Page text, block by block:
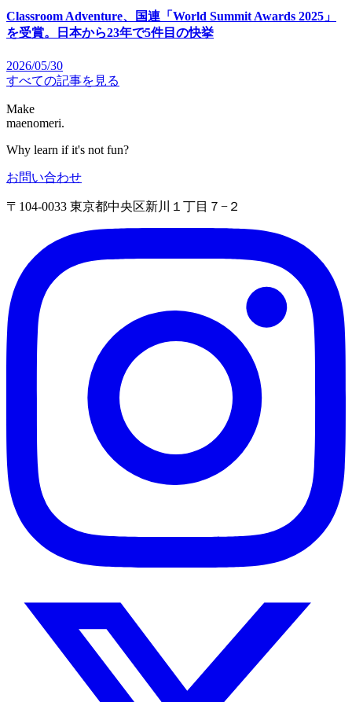
Classroom Adventure、国連「World Summit Awards 2025」
を受賞。日本から23年で5件目の快挙
2026/05/30
すべての記事を見る
Make
maenomeri.
Why learn if it's not fun?
お問い合わせ
〒104-0033 東京都中央区新川１丁目７−２